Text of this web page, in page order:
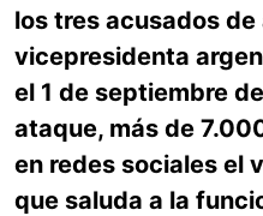
los tres acusados
vicepresidenta
el 1 de septiembre
ataque, más de
en redes sociales el
que saluda a la